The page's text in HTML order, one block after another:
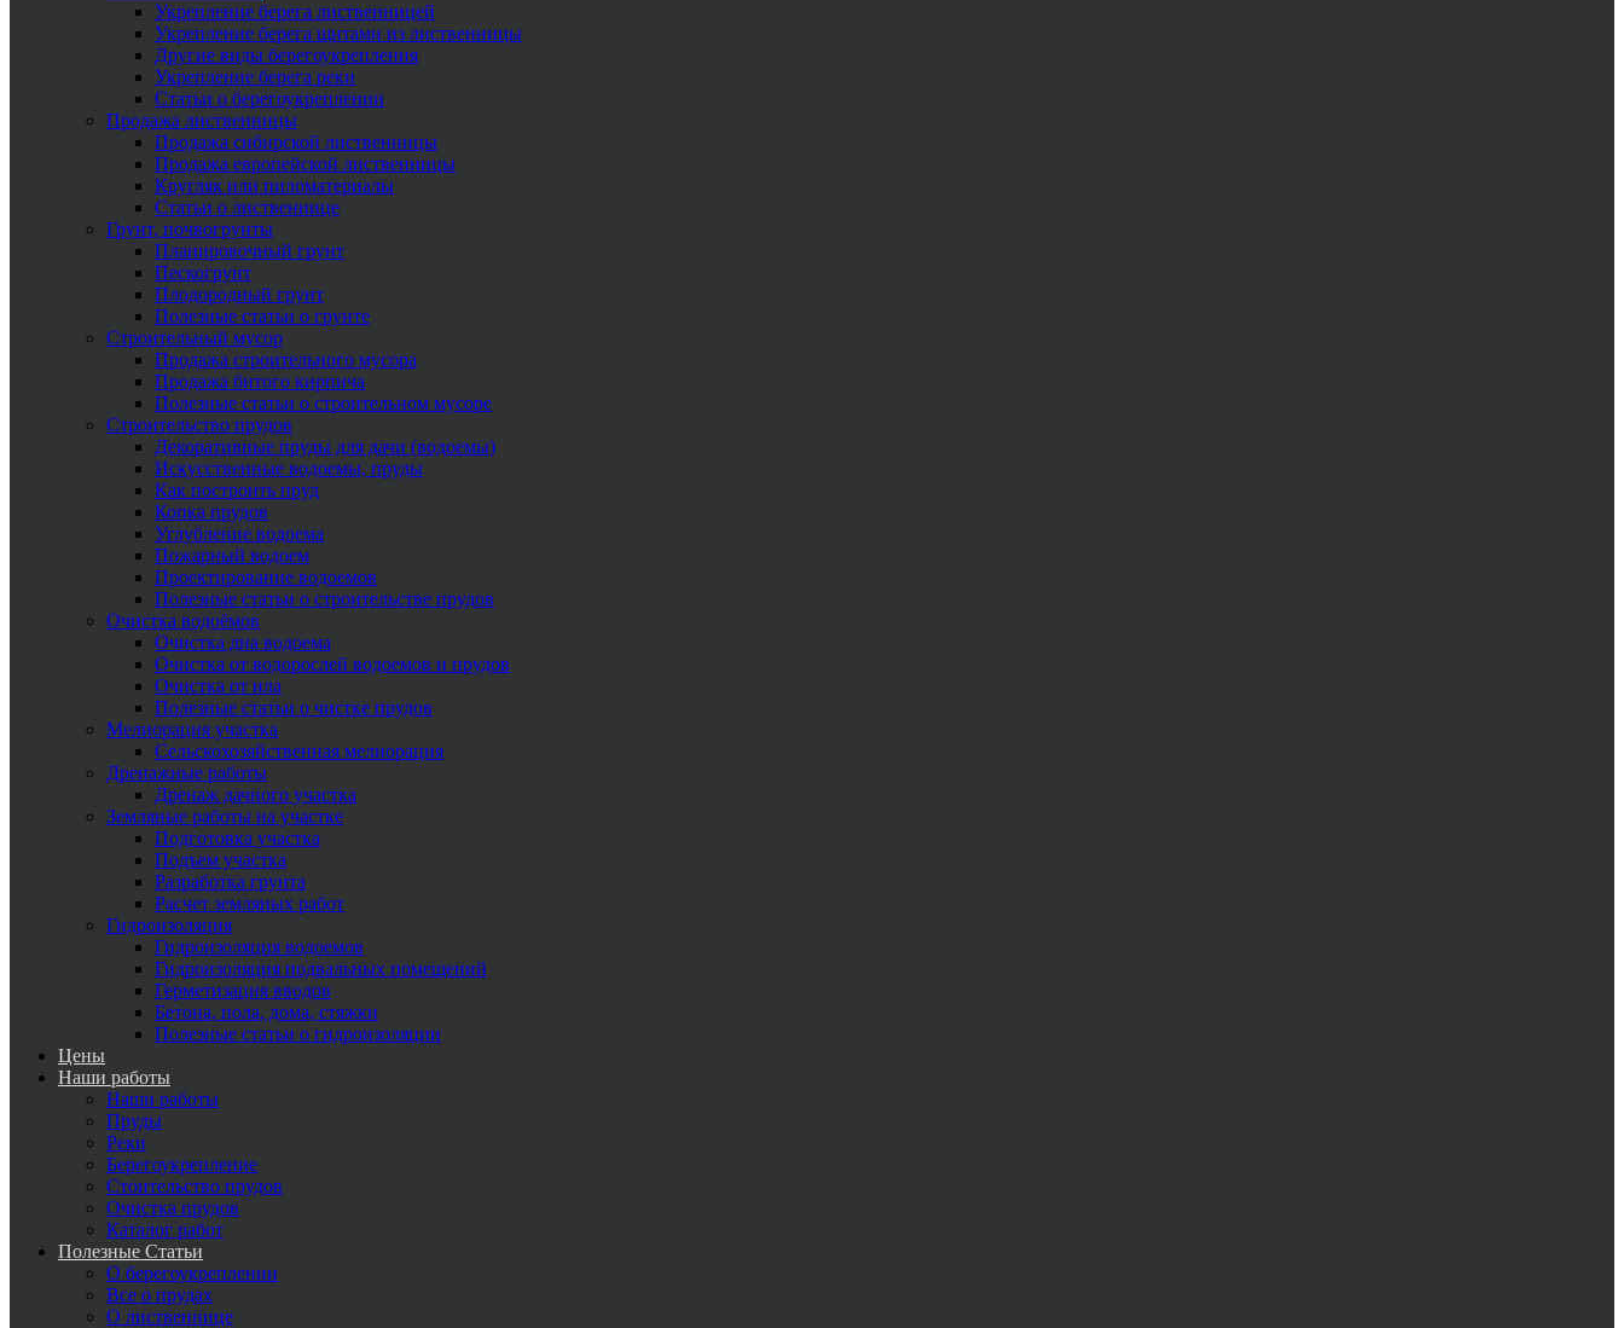
Укрепление берега лиственницей
Укрепление берега щитами из лиственницы
Другие виды берегоукрепления
Укрепление берега реки
Статьи о берегоукреплении
Продажа лиственницы
Продажа сибирской лиственницы
Продажа европейской лиственницы
Кругляк или пиломатериалы
Cтатьи о лиственнице
Грунт, почвогрунты
Планировочный грунт
Пескогрунт
Плодородный грунт
Полезные статьи о грунте
Строительный мусор
Продажа строительного мусора
Продажа битого кирпича
Полезные статьи о строительном мусоре
Строительство прудов
Декоративные пруды для дачи (водоемы)
Искусственные водоемы, пруды
Как построить пруд
Копка прудов
Углубление водоема
Пожарный водоем
Проектирование водоемов
Полезные статьи о строительстве прудов
Очистка водоёмов
Очистка дна водоема
Очистка от водорослей водоемов и прудов
Очистка от ила
Полезные статьи о чистке прудов
Мелиорация участка
Сельскохозяйственная мелиорация
Дренажные работы
Дренаж дачного участка
Земляные работы на участке
Подготовка участка
Подъем участка
Разработка грунта
Расчет земляных работ
Гидроизоляция
Гидроизоляция водоемов
Гидроизоляция подвальных помещений
Герметизация вводов
Бетона, пола, дома, стяжки
Полезные статьи о гидроизоляции
Цены
Наши работы
Наши работы
Пруды
Реки
Берегоукрепление
Стоительство прудов
Очистка прудов
Каталог работ
Полезные Статьи
О берегоукреплении
Все о прудах
О лиственнице